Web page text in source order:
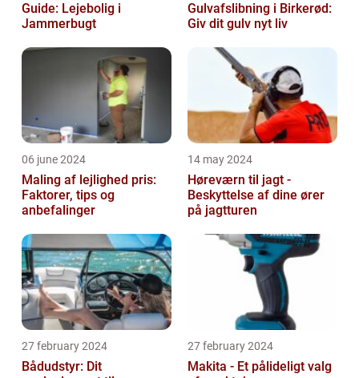
Guide: Lejebolig i
Jammerbugt
Gulvafslibning i Birkerød:
Giv dit gulv nyt liv
06 june 2024
Maling af lejlighed pris:
Faktorer, tips og
anbefalinger
14 may 2024
Høreværn til jagt -
Beskyttelse af dine ører
på jagtturen
27 february 2024
Bådudstyr: Dit
27 february 2024
Makita - Et pålideligt valg